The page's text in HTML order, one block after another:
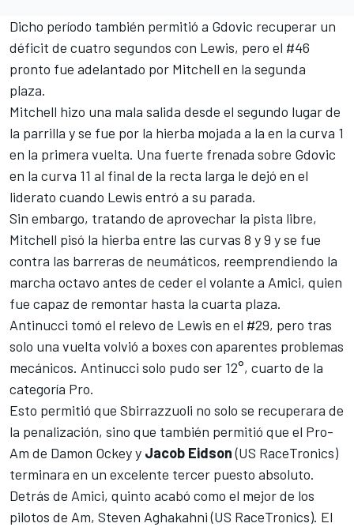
Dicho período también permitió a Gdovic recuperar un
déficit de cuatro segundos con Lewis, pero el #46
pronto fue adelantado por Mitchell en la segunda
plaza.
Mitchell hizo una mala salida desde el segundo lugar de
la parrilla y se fue por la hierba mojada a la en la curva 1
en la primera vuelta. Una fuerte frenada sobre Gdovic
en la curva 11 al final de la recta larga le dejó en el
liderato cuando Lewis entró a su parada.
Sin embargo, tratando de aprovechar la pista libre,
Mitchell pisó la hierba entre las curvas 8 y 9 y se fue
contra las barreras de neumáticos, reemprendiendo la
marcha octavo antes de ceder el volante a Amici, quien
fue capaz de remontar hasta la cuarta plaza.
Antinucci tomó el relevo de Lewis en el #29, pero tras
solo una vuelta volvió a boxes con aparentes problemas
mecánicos. Antinucci solo pudo ser 12°, cuarto de la
categoría Pro.
Esto permitió que Sbirrazzuoli no solo se recuperara de
la penalización, sino que también permitió que el Pro-
Am de Damon Ockey y Jacob Eidson(US RaceTronics)
terminara en un excelente tercer puesto absoluto.
Detrás de Amici, quinto acabó como el mejor de los
pilotos de Am, Steven Aghakahni (US RaceTronics). El